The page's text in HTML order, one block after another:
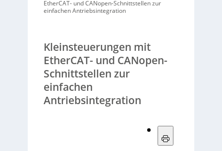
EtherCAT- und CANopen-Schnittstellen zur
einfachen Antriebsintegration
Kleinsteuerungen mit
EtherCAT- und CANopen-
Schnittstellen zur
einfachen
Antriebsintegration